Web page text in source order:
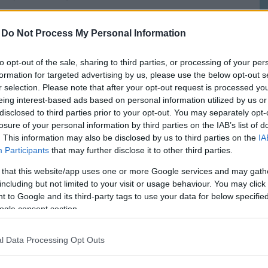
Do Not Process My Personal Information
opt-out of the sale, sharing to third parties, or processing of your
for targeted advertising by us, please use the below opt-out
selection. Please note that after your opt-out request is processed
interest-based ads based on personal information utilized by us
to third parties prior to your opt-out. You may separately
of your personal information by third parties on the IAB’s list of
This information may also be disclosed by us to third parties on the
Participants that may further disclose it to other third parties.
that this website/app uses one or more Google services and may
but not limited to your visit or usage behaviour. You may
to Google and its third-party tags to use your data for below
consent section.
Data Processing Opt Outs
kan vara det
attlära sig prioritera, för i ärlighetens
skulle vilja göra, så att lära sig fokusera på
du skall få ut max av varje dag. Det
.
din dag så kan jag tänka mig att du nu
”Men hur fan gör man det då? Vad är det
jag borde göra utan att säga HUR jag skall
B är ett rookie mistake, och folk som gör det